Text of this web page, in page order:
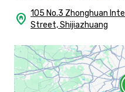
home_pin 105 No.3 Zhonghuan
Street, Shijiazhuang